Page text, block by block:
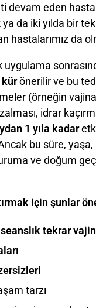
devam eden
ya da iki yılda bir
hastalarımız da
uygulama
kürönerilir ve bu
(örneğin vajinal
idrar
1 yıla kadar
bu süre, yaşa,
ve doğum
için şunlar
seanslık tekrar
tarzı